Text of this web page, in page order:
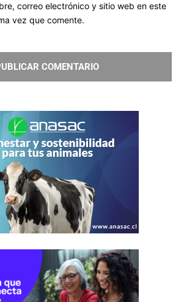
correo electrónico y sitio web en este
vez que comente.